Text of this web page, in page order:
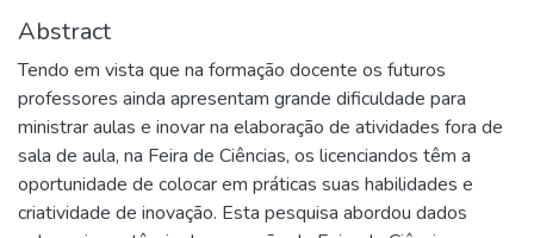
Abstract
Tendo em vista que na formação docente os futuros
professores ainda apresentam grande dificuldade para
ministrar aulas e inovar na elaboração de atividades fora de
sala de aula, na Feira de Ciências, os licenciandos têm a
oportunidade de colocar em práticas suas habilidades e
criatividade de inovação. Esta pesquisa abordou dados